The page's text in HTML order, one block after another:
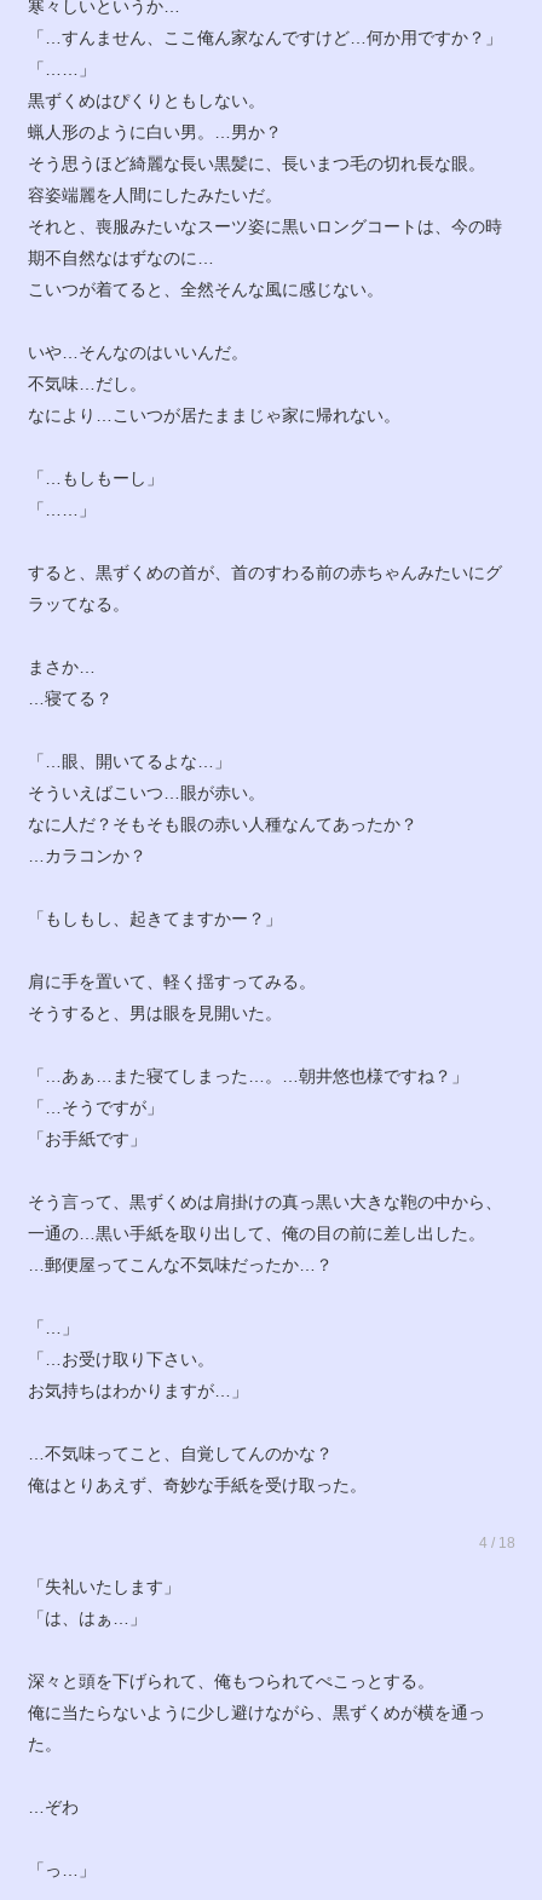
寒々しいというか…
「…すんません、ここ俺ん家なんですけど…何か用ですか？」
「……」
黒ずくめはぴくりともしない。
蝋人形のように白い男。…男か？
そう思うほど綺麗な長い黒髪に、長いまつ毛の切れ長な眼。
容姿端麗を人間にしたみたいだ。
それと、喪服みたいなスーツ姿に黒いロングコートは、今の時
期不自然なはずなのに…
こいつが着てると、全然そんな風に感じない。
いや…そんなのはいいんだ。
不気味…だし。
なにより…こいつが居たままじゃ家に帰れない。
「…もしもーし」
「……」
すると、黒ずくめの首が、首のすわる前の赤ちゃんみたいにグ
ラッてなる。
まさか…
…寝てる？
「…眼、開いてるよな…」
そういえばこいつ…眼が赤い。
なに人だ？そもそも眼の赤い人種なんてあったか？
…カラコンか？
「もしもし、起きてますかー？」
肩に手を置いて、軽く揺すってみる。
そうすると、男は眼を見開いた。
「…あぁ…また寝てしまった…。…朝井悠也様ですね？」
「…そうですが」
「お手紙です」
そう言って、黒ずくめは肩掛けの真っ黒い大きな鞄の中から、
一通の…黒い手紙を取り出して、俺の目の前に差し出した。
…郵便屋ってこんな不気味だったか…？
「…」
「…お受け取り下さい。
お気持ちはわかりますが…」
…不気味ってこと、自覚してんのかな？
俺はとりあえず、奇妙な手紙を受け取った。
4 / 18
「失礼いたします」
「は、はぁ…」
深々と頭を下げられて、俺もつられてぺこっとする。
俺に当たらないように少し避けながら、黒ずくめが横を通っ
た。
…ぞわ
「っ…」